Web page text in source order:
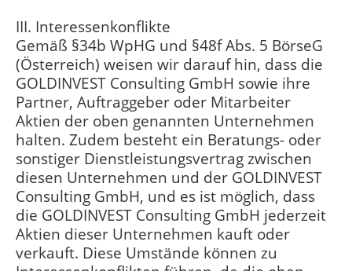
III. Interessenkonflikte
Gemäß §34b WpHG und §48f Abs. 5 BörseG
(Österreich) weisen wir darauf hin, dass die
GOLDINVEST Consulting GmbH sowie ihre
Partner, Auftraggeber oder Mitarbeiter
Aktien der oben genannten Unternehmen
halten. Zudem besteht ein Beratungs- oder
sonstiger Dienstleistungsvertrag zwischen
diesen Unternehmen und der GOLDINVEST
Consulting GmbH, und es ist möglich, dass
die GOLDINVEST Consulting GmbH jederzeit
Aktien dieser Unternehmen kauft oder
verkauft. Diese Umstände können zu